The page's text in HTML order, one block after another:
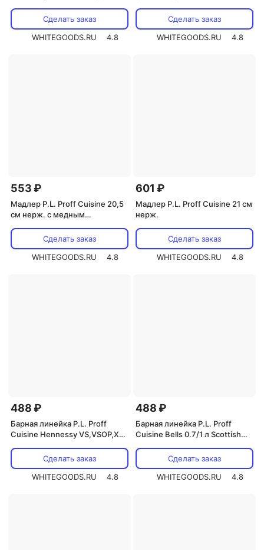
Сделать заказ
WHITEGOODS.RU
4.8
Сделать заказ
WHITEGOODS.RU
4.8
553 ₽
Мадлер P.L. Proff Cuisine 20,5
см нерж. с медным
Сделать заказ
WHITEGOODS.RU
4.8
601 ₽
Мадлер P.L. Proff Cuisine 21 см
нерж.
Сделать заказ
WHITEGOODS.RU
4.8
488 ₽
Барная линейка P.L. Proff
Cuisine Hennessy VS,VSOP,XO
Сделать заказ
WHITEGOODS.RU
4.8
488 ₽
Барная линейка P.L. Proff
Cuisine Bells 0.7/1 л Scottish
Сделать заказ
WHITEGOODS.RU
4.8